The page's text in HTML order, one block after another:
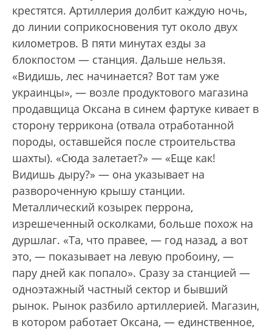
крестятся. Артиллерия долбит каждую ночь,
до линии соприкосновения тут около двух
километров. В пяти минутах езды за
блокпостом — станция. Дальше нельзя.
«Видишь, лес начинается? Вот там уже
украинцы», — возле продуктового магазина
продавщица Оксана в синем фартуке кивает в
сторону террикона (отвала отработанной
породы, оставшейся после строительства
шахты). «Сюда залетает?» — «Еще как!
Видишь дыру?» — она указывает на
развороченную крышу станции.
Металлический козырек перрона,
изрешеченный осколками, больше похож на
дуршлаг. «Та, что правее, — год назад, а вот
это, — показывает на левую пробоину, —
пару дней как попало». Сразу за станцией —
одноэтажный частный сектор и бывший
рынок. Рынок разбило артиллерией. Магазин,
в котором работает Оксана, — единственное,